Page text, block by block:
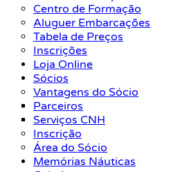
Centro de Formação
Aluguer Embarcações
Tabela de Preços
Inscrições
Loja Online
Sócios
Vantagens do Sócio
Parceiros
Serviços CNH
Inscrição
Área do Sócio
Memórias Náuticas